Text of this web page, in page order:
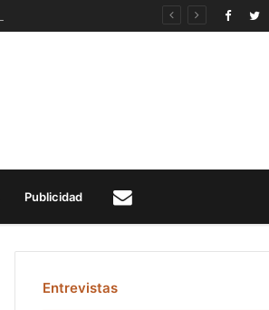
Publicidad
Entrevistas